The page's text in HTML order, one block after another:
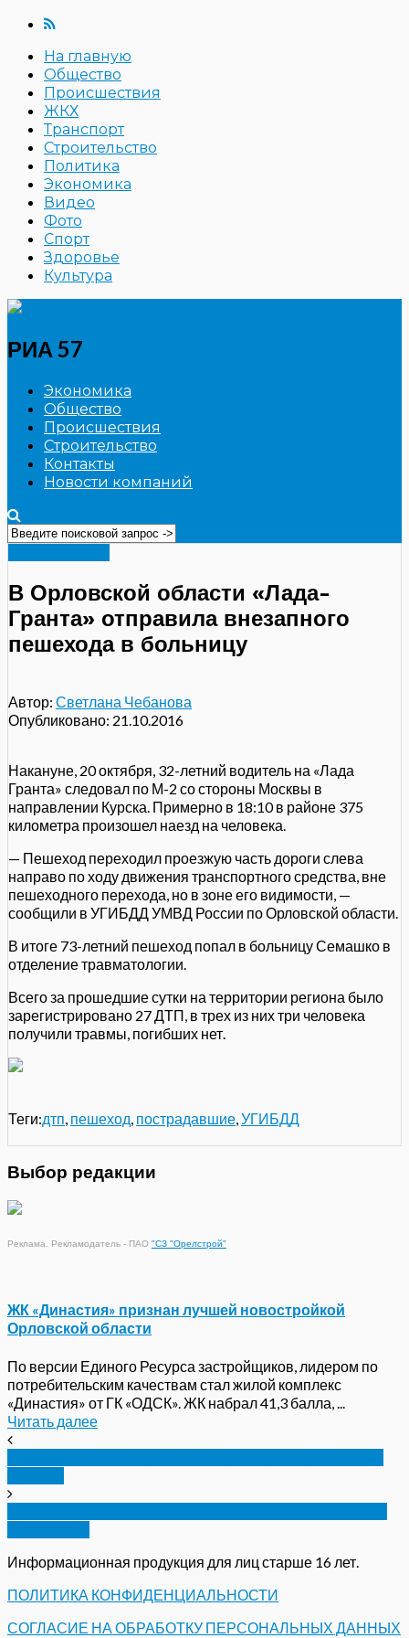
На главную
Общество
Происшествия
ЖКХ
Транспорт
Строительство
Политика
Экономика
Видео
Фото
Спорт
Здоровье
Культура
РИА 57
Экономика
Общество
Происшествия
Строительство
Контакты
Новости компаний
В Орловской области «Лада-
Гранта» отправила внезапного
пешехода в больницу
Автор: Светлана Чебанова
Опубликовано: 21.10.2016
Накануне, 20 октября, 32-летний водитель на «Лада
Гранта» следовал по М-2 со стороны Москвы в
направлении Курска. Примерно в 18:10 в районе 375
километра произошел наезд на человека.
— Пешеход переходил проезжую часть дороги слева
направо по ходу движения транспортного средства, вне
пешеходного перехода, но в зоне его видимости, —
сообщили в УГИБДД УМВД России по Орловской области.
В итоге 73-летний пешеход попал в больницу Семашко в
отделение травматологии.
Всего за прошедшие сутки на территории региона было
зарегистрировано 27 ДТП, в трех из них три человека
получили травмы, погибших нет.
Теги:дтп пешеход пострадавшие УГИБДД
Выбор редакции
Реклама. Рекламодатель - ПАО "СЗ "Орелстрой"
ЖК «Династия» признан лучшей новостройкой
Орловской области
По версии Единого Ресурса застройщиков, лидером по
потребительским качествам стал жилой комплекс
«Династия» от ГК «ОДСК». ЖК набрал 41,3 балла, ...
Читать далее
Информационная продукция для лиц старше 16 лет.
ПОЛИТИКА КОНФИДЕНЦИАЛЬНОСТИ
СОГЛАСИЕ НА ОБРАБОТКУ ПЕРСОНАЛЬНЫХ ДАННЫХ